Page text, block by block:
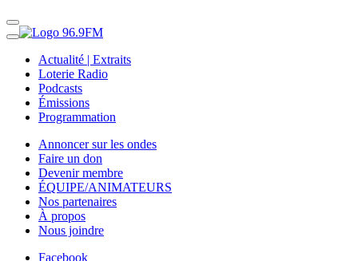
Actualité | Extraits
Loterie Radio
Podcasts
Émissions
Programmation
Annoncer sur les ondes
Faire un don
Devenir membre
ÉQUIPE/ANIMATEURS
Nos partenaires
À propos
Nous joindre
Facebook